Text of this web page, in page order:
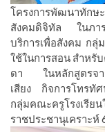
โครงการพัฒนาทักษ
สังคมดิจิทัล ในภาร
บริการเพื่อสังคม กลุ่
ใช้ในการสอน สำหรั
ดา ในหลักสูตรจาก
เสียง กิจการโทรทั
กลุ่มคณะครูโรงเรีย
ราชประชานุเคราะห์